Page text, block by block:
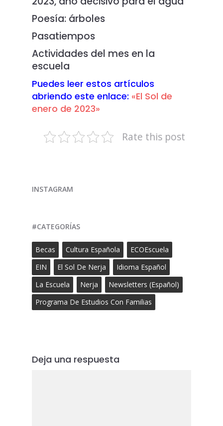
Poesía: árboles
Pasatiempos
Actividades del mes en la
escuela
Puedes leer estos artículos
abriendo este enlace: «El Sol de
enero de 2023»
Rate this post
INSTAGRAM
#CATEGORÍAS
Becas Cultura Española
ECOEscuela
EIN
El Sol De Nerja
Idioma Español
La Escuela
Nerja
Newsletters (Español)
Programa De Estudios Con Familias
Deja una respuesta